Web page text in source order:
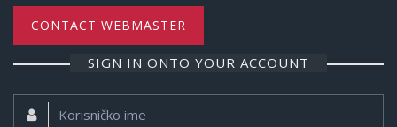
CONTACT WEBMASTER
SIGN IN ONTO YOUR ACCOUNT
Korisničko